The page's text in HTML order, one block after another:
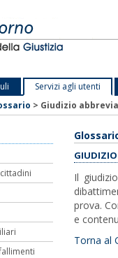
Servizi agli utenti
> Giudizio
Il
prova.
e
Torna al